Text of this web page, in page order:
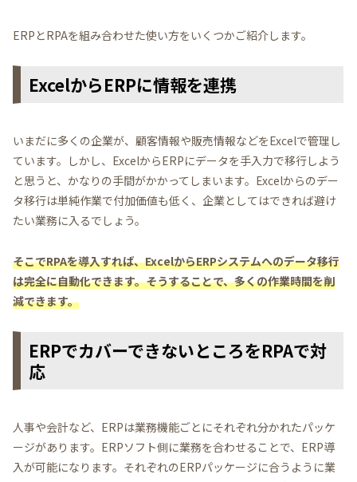
ERPとRPAを組み合わせた使い方をいくつかご紹介します。
ExcelからERPに情報を連携
いまだに多くの企業が、顧客情報や販売情報などをExcelで管理し
ています。しかし、ExcelからERPにデータを手入力で移行しよう
と思うと、かなりの手間がかかってしまいます。Excelからのデー
タ移行は単純作業で付加価値も低く、企業としてはできれば避け
たい業務に入るでしょう。
そこでRPAを導入すれば、ExcelからERPシステムへのデータ移行
は完全に自動化できます。そうすることで、多くの作業時間を削
減できます。
ERPでカバーできないところをRPAで対
応
人事や会計など、ERPは業務機能ごとにそれぞれ分かれたパッケ
ージがあります。ERPソフト側に業務を合わせることで、ERP導
入が可能になります。それぞれのERPパッケージに合うように業